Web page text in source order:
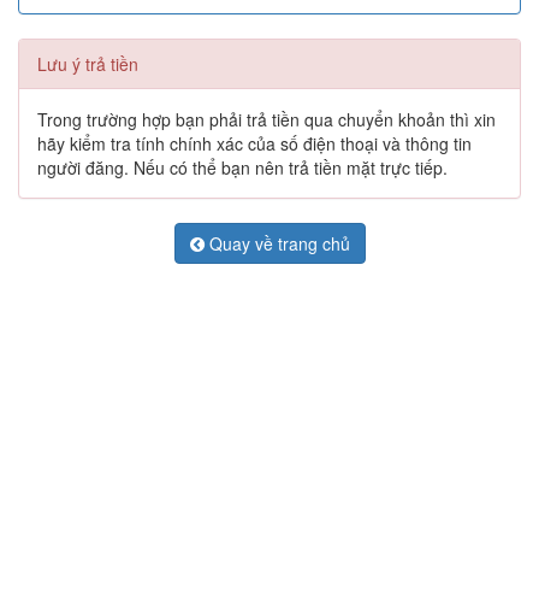
Lưu ý trả tiền
Trong trường hợp bạn phải trả tiền qua chuyển khoản thì xin
hãy kiểm tra tính chính xác của số điện thoại và thông tin
người đăng. Nếu có thể bạn nên trả tiền mặt trực tiếp.
Quay về trang chủ